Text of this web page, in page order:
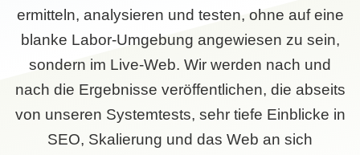
ermitteln, analysieren und testen, ohne auf eine
blanke Labor-Umgebung angewiesen zu sein,
sondern im Live-Web. Wir werden nach und
nach die Ergebnisse veröffentlichen, die abseits
von unseren Systemtests, sehr tiefe Einblicke in
SEO, Skalierung und das Web an sich